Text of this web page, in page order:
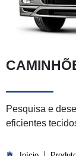
Pesquisa e
eficientes
You are here: